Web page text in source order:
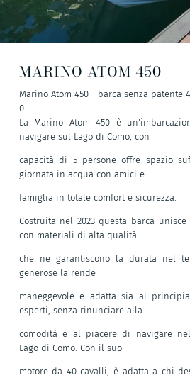
MARINO ATOM 450
Marino Atom 450 - barca senza patente
0
La Marino Atom 450 è
navigare sul Lago di Como, con
capacità di 5 persone offre spazio
giornata in acqua con amici e
famiglia in totale comfort e sicurezza.
Costruita nel 2023 questa barca
con materiali di alta qualità
che ne garantiscono la durata nel
generose la rende
maneggevole e adatta sia ai
esperti, senza rinunciare alla
comodità e al piacere di navigare
Lago di Como. Con il suo
motore da 40 cavalli, è adatta a chi